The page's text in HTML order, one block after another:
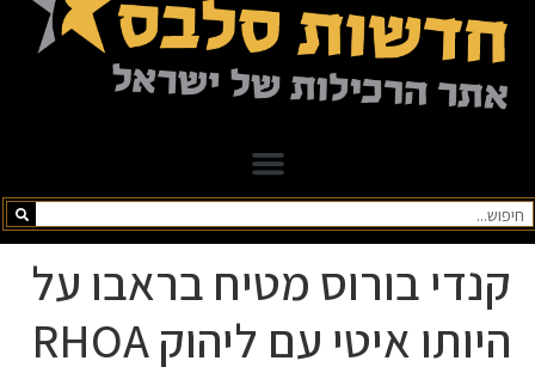
קנדי בורוס מטיח בראבו על
היותו איטי עם ליהוק RHOA